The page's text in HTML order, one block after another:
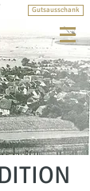
Gutsausschank